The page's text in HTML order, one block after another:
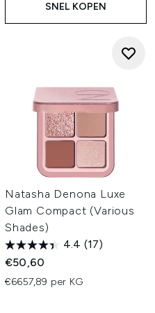
SNEL KOPEN
Natasha Denona Luxe
Glam Compact (Various
Shades)
4.4 (17)
€50,60
€6657,89 per KG